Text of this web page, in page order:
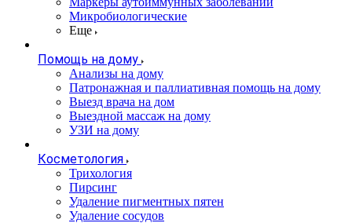
Микробиологические
Еще
Помощь на дому
Анализы на дому
Патронажная и паллиативная помощь на дому
Выезд врача на дом
Выездной массаж на дому
УЗИ на дому
Косметология
Трихология
Пирсинг
Удаление пигментных пятен
Удаление сосудов